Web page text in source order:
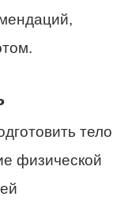
тело
физической